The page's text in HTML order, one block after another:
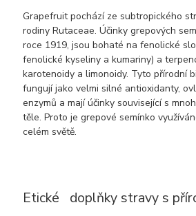
Grapefruit pochází ze subtropického
rodiny Rutaceae. Účinky grepových
roce 1919, jsou bohaté na fenolické
fenolické kyseliny a kumariny) a
karotenoidy a limonoidy. Tyto přírodní
fungují jako velmi silné antioxidanty,
enzymů a mají účinky související s
těle. Proto je grepové semínko
celém světě.
Etické doplňky stravy s